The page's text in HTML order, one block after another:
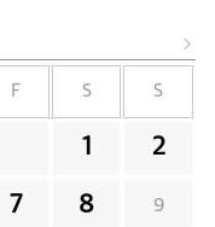
F S S
1 2
7 8 9